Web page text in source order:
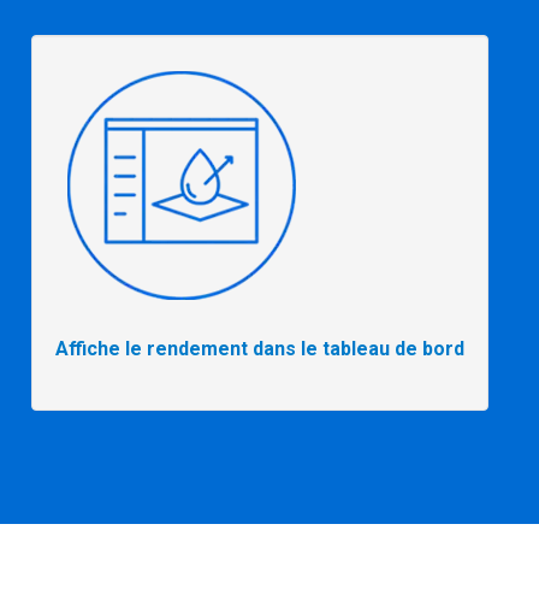
Affiche le rendement dans le tableau de bord